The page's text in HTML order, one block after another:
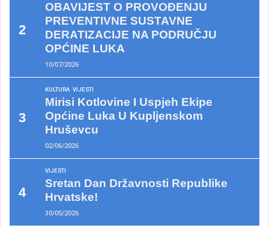
OBAVIJEST O PROVOĐENJU
PREVENTIVNE SUSTAVNE
DERATIZACIJE NA PODRUČJU
OPĆINE LUKA
10/07/2026
KULTURA VIJESTI
Mirisi Kotlovine I Uspjeh Ekipe
Općine Luka U Kupljenskom
Hruševcu
02/06/2026
VIJESTI
Sretan Dan Državnosti Republike
Hrvatske!
30/05/2026